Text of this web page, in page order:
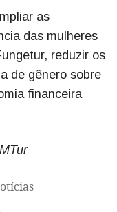
as
das mulheres
reduzir os
de gênero sobre
financeira